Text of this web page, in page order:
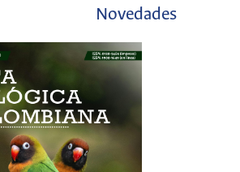
Novedades